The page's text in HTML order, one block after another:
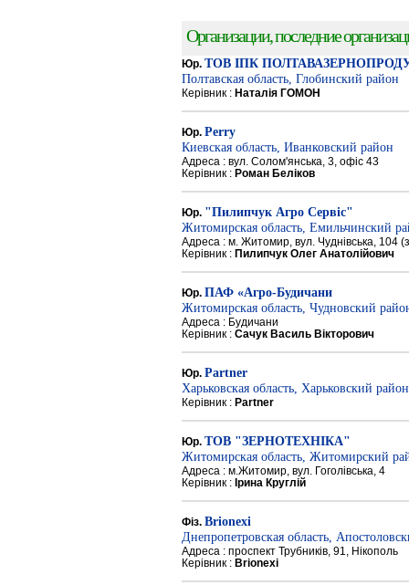
Организации, последние
Юр. ТОВ ІПК
Полтавская область, Глобинский район
Керівник : Наталія ГОМОН
Юр. Perry
Киевская область, Иванковский район
Адреса : вул. Солом'янська, 3, офіс 43
Керівник : Роман Беліков
Юр. "Пилипчук Агро Сервіс"
Житомирская область, Емильчинский
Адреса : м. Житомир, вул. Чуднівська, 104
Керівник : Пилипчук Олег Анатолійович
Юр. ПАФ «Агро-Будичани
Житомирская область, Чудновский
Адреса : Будичани
Керівник : Сачук Василь Вікторович
Юр. Partner
Харьковская область, Харьковский район
Керівник : Partner
Юр. ТОВ "ЗЕРНОТЕХНІКА"
Житомирская область, Житомирский
Адреса : м.Житомир, вул. Гоголівська, 4
Керівник : Ірина Круглій
Фіз. Brionexi
Днепропетровская область,
Адреса : проспект Трубників, 91, Нікополь
Керівник : Brionexi